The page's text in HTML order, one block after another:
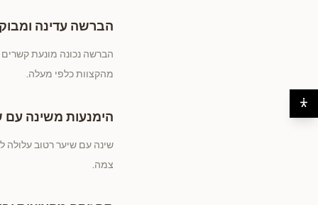
הברשה עדינה
הברשה נכונה מונעת
מהקצוות כלפי מעלה.
הימנעות משינה עם
שינה עם שיער רטוב עלולה
צמה.